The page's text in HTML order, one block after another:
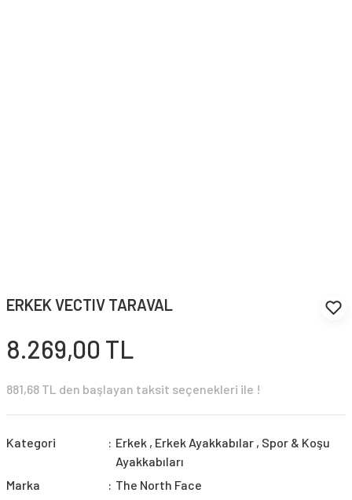
ERKEK VECTIV TARAVAL
8.269,00 TL
881,68 TL den başlayan taksit seçenekleri ile !
Kategori Erkek , Erkek Ayakkabılar , Spor & Koşu
Ayakkabıları
Marka
The North Face